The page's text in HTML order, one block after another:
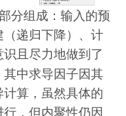
分组成：输入的预
递归下降）、计
且尽力地做到了
中求导因子因其
算，虽然具体的
行，但内聚性仍因